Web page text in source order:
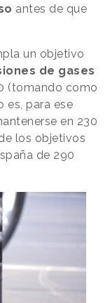
antes de que
un objetivo
de gases
(tomando como
es, para ese
en 230
los objetivos
de 290